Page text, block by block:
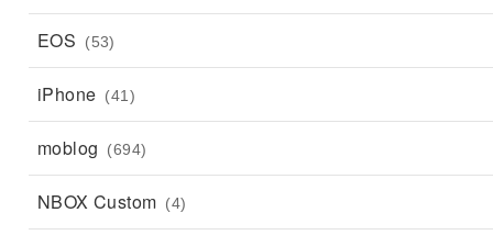
EOS (53)
iPhone (41)
moblog (694)
NBOX Custom (4)